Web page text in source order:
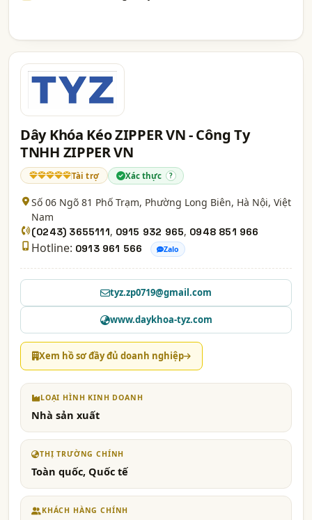
Dây Khóa Kéo ZIPPER VN - Công Ty
TNHH ZIPPER VN
Tài trợ Xác thực ?
Số 06 Ngõ 81 Phố Trạm, Phường Long Biên, Hà Nội, Việt
Nam
(0243) 3655111, 0915 932 965, 0948 851 966
Hotline: 0913 961 566 Zalo
tyz.zp0719@gmail.com
www.daykhoa-tyz.com
Xem hồ sơ đầy đủ doanh nghiệp
LOẠI HÌNH KINH DOANH
Nhà sản xuất
THỊ TRƯỜNG CHÍNH
Toàn quốc, Quốc tế
KHÁCH HÀNG CHÍNH